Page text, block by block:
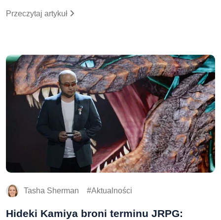
Przeczytaj artykuł
Tasha Sherman Aktualności
Hideki Kamiya broni terminu JRPG: